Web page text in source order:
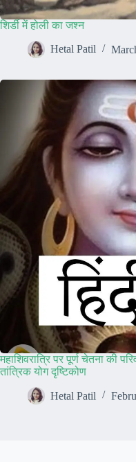
शिर्डी में होली का जश्न
Hetal Patil
महाशिवरात्रि पर पूर्ण चेतना की
तांत्रिक योग दृष्टिकोण
Hetal Patil